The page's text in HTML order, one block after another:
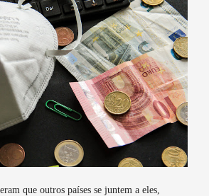
que outros países se juntem a eles,